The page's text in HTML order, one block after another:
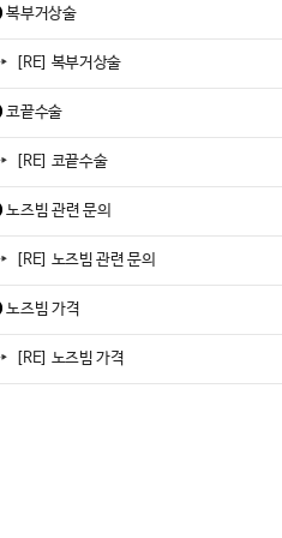
복부거상술
[RE] 복부거상술
코끝수술
[RE] 코끝수술
노즈빔 관련 문의
[RE] 노즈빔 관련 문의
노즈빔 가격
[RE] 노즈빔 가격